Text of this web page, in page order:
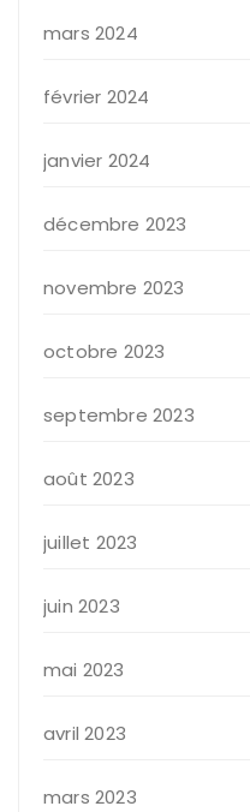
mars 2024
février 2024
janvier 2024
décembre 2023
novembre 2023
octobre 2023
septembre 2023
août 2023
juillet 2023
juin 2023
mai 2023
avril 2023
mars 2023